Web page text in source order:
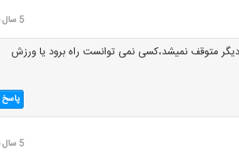
5 سال قبل
متوقف نمیشد،کسی نمی توانست راه برود یا ورزش
پاسخ
5 سال قبل